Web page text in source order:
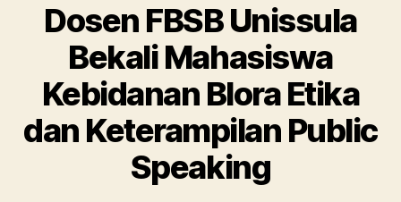
Dosen FBSB Unissula
Bekali Mahasiswa
Kebidanan Blora Etika
dan Keterampilan Public
Speaking